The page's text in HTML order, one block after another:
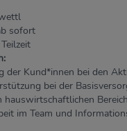
sofort
Teilzeit
der Kund*innen bei den
bei der
hauswirtschaftlichen Bereich
im Team und